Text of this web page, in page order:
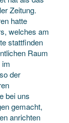
Zeitung.
hatte
welches am
stattfinden
Raum
der
bei uns
gemacht,
anrichten